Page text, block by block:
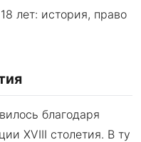
благодаря
XVIII столетия. В ту